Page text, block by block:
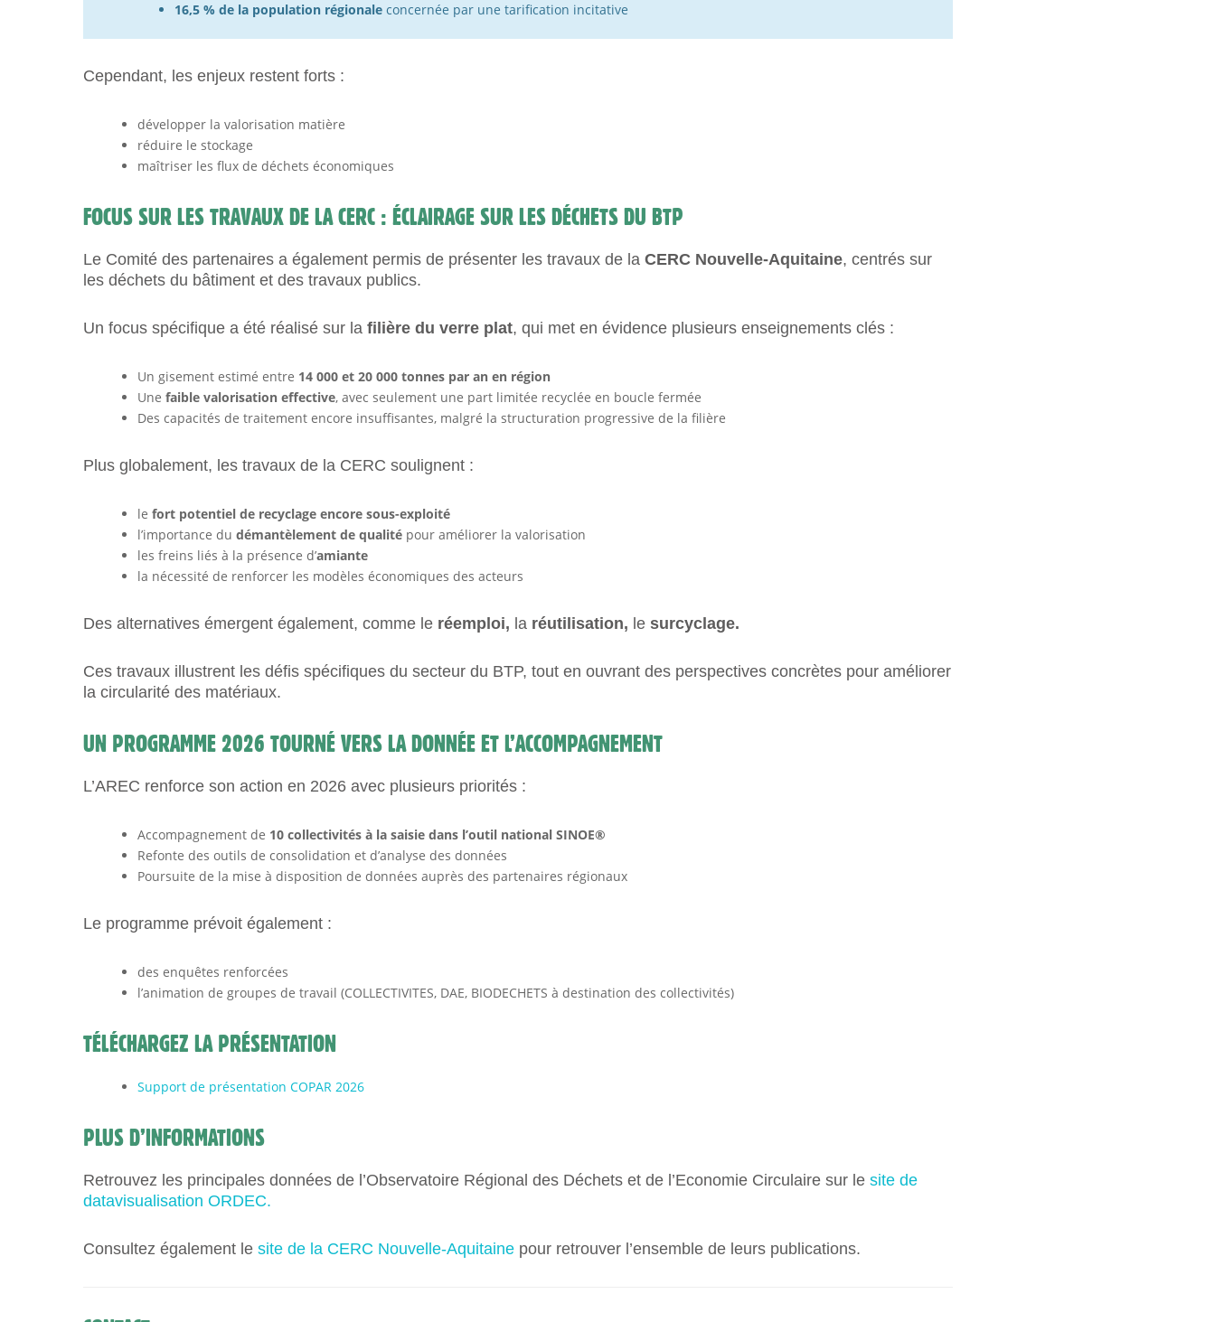
16,5 % de la population régionale concernée par une tarification incitative
Cependant, les enjeux restent forts :
développer la valorisation matière
réduire le stockage
maîtriser les flux de déchets économiques
FOCUS SUR LES TRAVAUX DE LA CERC : ÉCLAIRAGE SUR LES DÉCHETS DU BTP
Le Comité des partenaires a également permis de présenter les travaux de la CERC Nouvelle-Aquitaine, centrés sur
les déchets du bâtiment et des travaux publics.
Un focus spécifique a été réalisé sur la filière du verre plat, qui met en évidence plusieurs enseignements clés :
Un gisement estimé entre 14 000 et 20 000 tonnes par an en région
Une faible valorisation effective, avec seulement une part limitée recyclée en boucle fermée
Des capacités de traitement encore insuffisantes, malgré la structuration progressive de la filière
Plus globalement, les travaux de la CERC soulignent :
le fort potentiel de recyclage encore sous-exploité
l’importance du démantèlement de qualité pour améliorer la valorisation
les freins liés à la présence d’amiante
la nécessité de renforcer les modèles économiques des acteurs
Des alternatives émergent également, comme le réemploi, la réutilisation, le surcyclage.
Ces travaux illustrent les défis spécifiques du secteur du BTP, tout en ouvrant des perspectives concrètes pour améliorer
la circularité des matériaux.
UN PROGRAMME 2026 TOURNÉ VERS LA DONNÉE ET L’ACCOMPAGNEMENT
L’AREC renforce son action en 2026 avec plusieurs priorités :
Accompagnement de 10 collectivités à la saisie dans l’outil national SINOE®
Refonte des outils de consolidation et d’analyse des données
Poursuite de la mise à disposition de données auprès des partenaires régionaux
Le programme prévoit également :
des enquêtes renforcées
l’animation de groupes de travail (COLLECTIVITES, DAE, BIODECHETS à destination des collectivités)
TÉLÉCHARGEZ LA PRÉSENTATION
Support de présentation COPAR 2026
PLUS D’INFORMATIONS
Retrouvez les principales données de l’Observatoire Régional des Déchets et de l’Economie Circulaire sur le site de
datavisualisation ORDEC.
Consultez également le site de la CERC Nouvelle-Aquitaine pour retrouver l’ensemble de leurs publications.